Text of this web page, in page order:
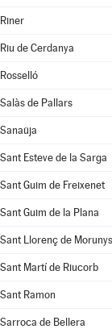
Riner
Riu de Cerdanya
Rosselló
Salàs de Pallars
Sanaüja
Sant Esteve de la Sarga
Sant Guim de Freixenet
Sant Guim de la Plana
Sant Llorenç de Morunys
Sant Martí de Riucorb
Sant Ramon
Sarroca de Bellera